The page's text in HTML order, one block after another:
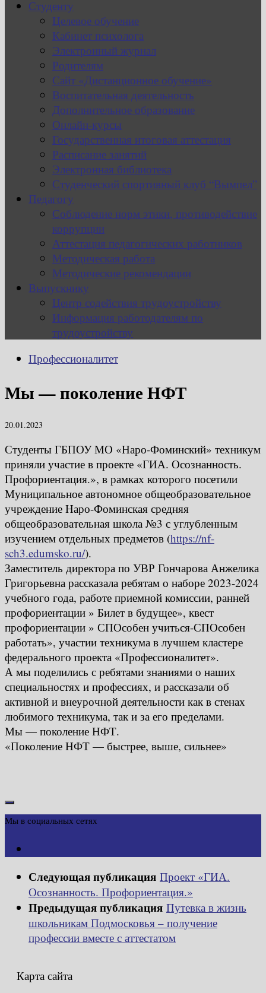
Студенту
Целевое обучение
Кабинет психолога
Электронный журнал
Родителям
Сайт «Дистанционное обучение»
Воспитательная деятельность
Дополнительное образование
Онлайн-курсы
Государственная итоговая аттестация
Расписание занятий
Электронная библиотека
Студенческий спортивный клуб “Вымпел”
Педагогу
Соблюдение норм этики, противодействие
коррупции
Аттестация педагогических работников
Методическая работа
Методические рекомендации
Выпускнику
Центр содействия трудоустройству
Информация работодателям по
трудоустройству
Профессионалитет
Мы — поколение НФТ
20.01.2023
Студенты ГБПОУ МО «Наро-Фоминский» техникум
приняли участие в проекте «ГИА. Осознанность.
Профориентация.», в рамках которого посетили
Муниципальное автономное общеобразовательное
учреждение Наро-Фоминская средняя
общеобразовательная школа №3 с углубленным
изучением отдельных предметов (https://nf-
sch3.edumsko.ru/).
Заместитель директора по УВР Гончарова Анжелика
Григорьевна рассказала ребятам о наборе 2023-2024
учебного года, работе приемной комиссии, ранней
профориентации » Билет в будущее», квест
профориентации » СПОсобен учиться-СПОсобен
работать», участии техникума в лучшем кластере
федерального проекта «Профессионалитет».
А мы поделились с ребятами знаниями о наших
специальностях и профессиях, и рассказали об
активной и внеурочной деятельности как в стенах
любимого техникума, так и за его пределами.
Мы — поколение НФТ.
«Поколение НФТ — быстрее, выше, сильнее»
Мы в социальных сетях
Следующая публикация Проект «ГИА.
Осознанность. Профориентация.»
Предыдущая публикация Путевка в жизнь
школьникам Подмосковья – получение
профессии вместе с аттестатом
Карта сайта